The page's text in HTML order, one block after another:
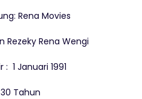
Rena Movies
Rezeky Rena Wengi
: 1 Januari 1991
Tahun